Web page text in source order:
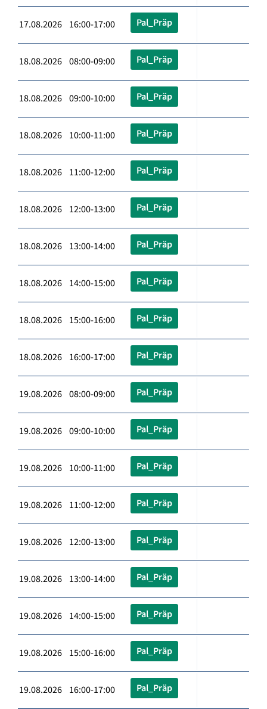
17.08.2026 16:00-17:00 Pal_Präp
18.08.2026 08:00-09:00 Pal_Präp
18.08.2026 09:00-10:00 Pal_Präp
18.08.2026 10:00-11:00 Pal_Präp
18.08.2026 11:00-12:00 Pal_Präp
18.08.2026 12:00-13:00 Pal_Präp
18.08.2026 13:00-14:00 Pal_Präp
18.08.2026 14:00-15:00 Pal_Präp
18.08.2026 15:00-16:00 Pal_Präp
18.08.2026 16:00-17:00 Pal_Präp
19.08.2026 08:00-09:00 Pal_Präp
19.08.2026 09:00-10:00 Pal_Präp
19.08.2026 10:00-11:00 Pal_Präp
19.08.2026 11:00-12:00 Pal_Präp
19.08.2026 12:00-13:00 Pal_Präp
19.08.2026 13:00-14:00 Pal_Präp
19.08.2026 14:00-15:00 Pal_Präp
19.08.2026 15:00-16:00 Pal_Präp
19.08.2026 16:00-17:00 Pal_Präp